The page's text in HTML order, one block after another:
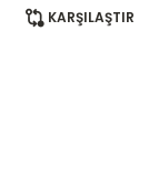
KARŞILAŞTIR